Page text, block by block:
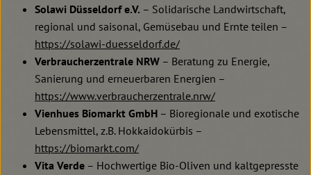
Solawi Düsseldorf e.V. – Solidarische Landwirtschaft,
regional und saisonal, Gemüsebau und Ernte teilen –
https://solawi-duesseldorf.de/
Verbraucherzentrale NRW – Beratung zu Energie,
Sanierung und erneuerbaren Energien –
https://www.verbraucherzentrale.nrw/
Vienhues Biomarkt GmbH – Bioregionale und exotische
Lebensmittel, z.B. Hokkaidokürbis –
https://biomarkt.com/
Vita Verde – Hochwertige Bio-Oliven und kaltgepresste